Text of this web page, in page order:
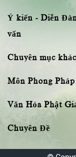
Ý kiến - Diễn
vấn
Chuyên mục khác
Môn Phong
Văn Hóa Phật
Chuyên Đề